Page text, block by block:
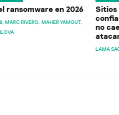
ransomware en 2026
MARC RIVERO MAHER YAMOUT
Sitios
no
LAMA